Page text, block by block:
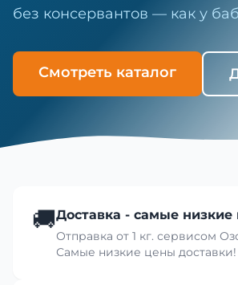
без консервантов — как у
Смотреть каталог
🚚Доставка - самые низкие
Отправка от 1 кг. сервисом
Самые низкие цены доставки!